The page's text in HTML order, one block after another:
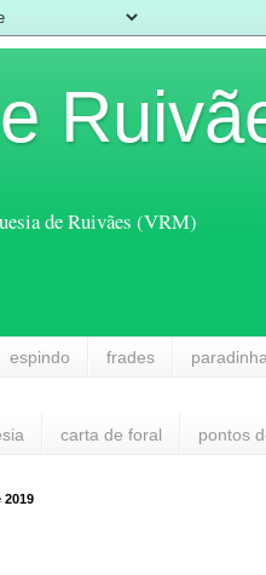
de Ruivães (VRM)
espindo frades
carta de foral pontos